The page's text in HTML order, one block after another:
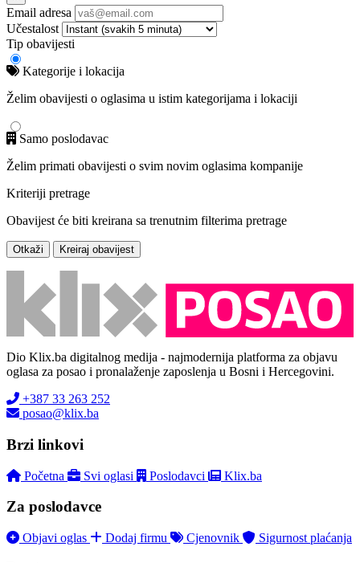
Email adresa
Učestalost
Tip obavijesti
Kategorije i lokacija
Želim obavijesti o oglasima u istim kategorijama i lokaciji
Samo poslodavac
Želim primati obavijesti o svim novim oglasima kompanije
Kriteriji pretrage
Obavijest će biti kreirana sa trenutnim filterima pretrage
Otkaži Kreiraj obavijest
Dio Klix.ba digitalnog medija - najmodernija platforma za objavu
oglasa za posao i pronalaženje zaposlenja u Bosni i Hercegovini.
+387 33 263 252
posao@klix.ba
Brzi linkovi
Početna Svi oglasi Poslodavci Klix.ba
Za poslodavce
Objavi oglas Dodaj firmu Cjenovnik Sigurnost plaćanja